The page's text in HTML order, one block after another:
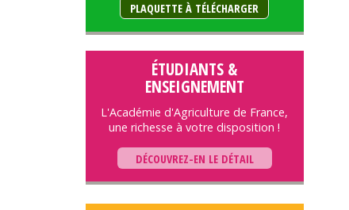
PLAQUETTE À TÉLÉCHARGER
ÉTUDIANTS &
ENSEIGNEMENT
L'Académie d'Agriculture de France,
une richesse à votre disposition !
DÉCOUVREZ-EN LE DÉTAIL